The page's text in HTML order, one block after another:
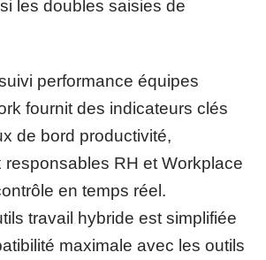
les doubles saisies de
performance équipes
fournit des indicateurs clés
de bord productivité,
responsables RH et Workplace
en temps réel.
travail hybride est simplifiée
maximale avec les outils